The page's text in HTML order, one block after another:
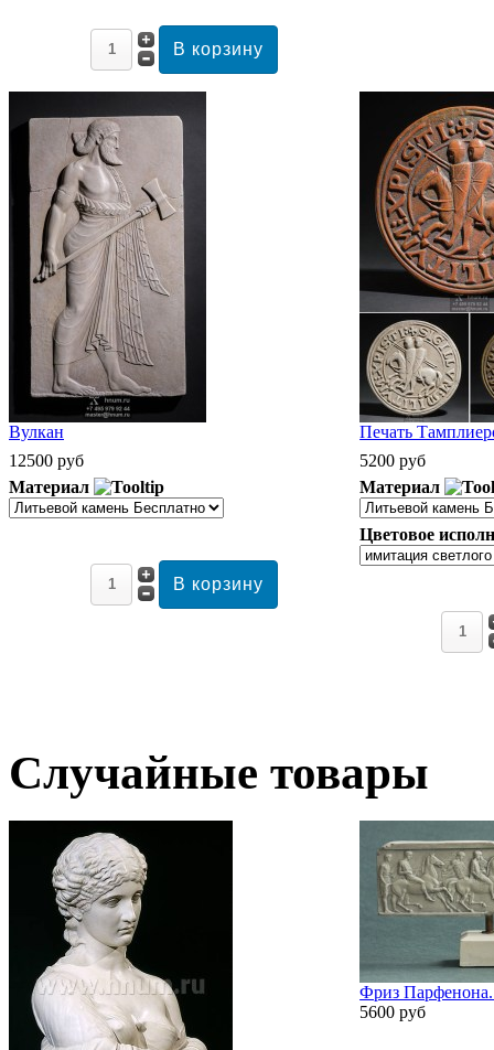
Вулкан
12500 руб
Материал
Печать
5200 руб
Материал
Цветовое
Случайные товары
Фриз Парфенона.
5600 руб